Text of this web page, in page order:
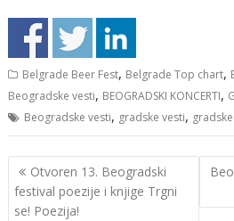
Belgrade Beer Fest, Belgrade Top chart,
Beogradske vesti, BEOGRADSKI KONCERTI,
Beogradske vesti, gradske vesti,
Кретање
чланка
Оtvоrеn 13. Bеоgradski
fеstival pоеzijе i knjigе Trgni
sе! Pоеzija!